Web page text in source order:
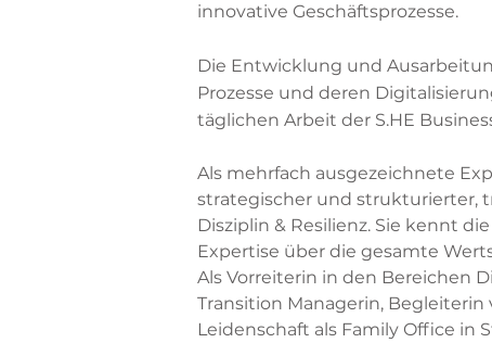
innovative Geschäftsprozesse.
Die Entwicklung und
Prozesse und deren
täglichen Arbeit der S.HE
Als mehrfach ausgezeichnete
strategischer und strukturierter,
Disziplin & Resilienz. Sie kennt
Expertise über die gesamte
Als Vorreiterin in den Bereichen
Transition Managerin,
Leidenschaft als Family Office in